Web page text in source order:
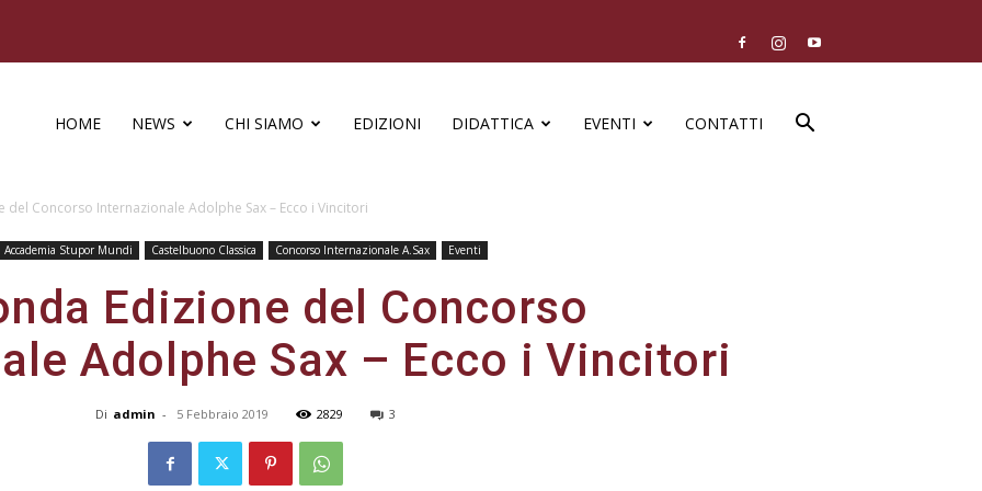
HOME NEWS CHI SIAMO EDIZIONI DIDATTICA EVENTI CONTATTI
del Concorso Internazionale Adolphe Sax – Ecco i Vincitori
Accademia Stupor Mundi Castelbuono Classica Concorso Internazionale A.Sax Eventi
Edizione del Concorso
Adolphe Sax – Ecco i Vincitori
Di admin - 5 Febbraio 2019 2829 3